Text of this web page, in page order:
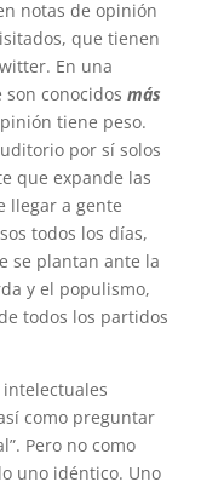
notas de opinión
que tienen
En una
conocidos más
tiene peso.
por sí solos
que expande las
llegar a gente
todos los días,
se plantan ante la
y el populismo,
todos los partidos
como preguntar
Pero no como
uno idéntico. Uno